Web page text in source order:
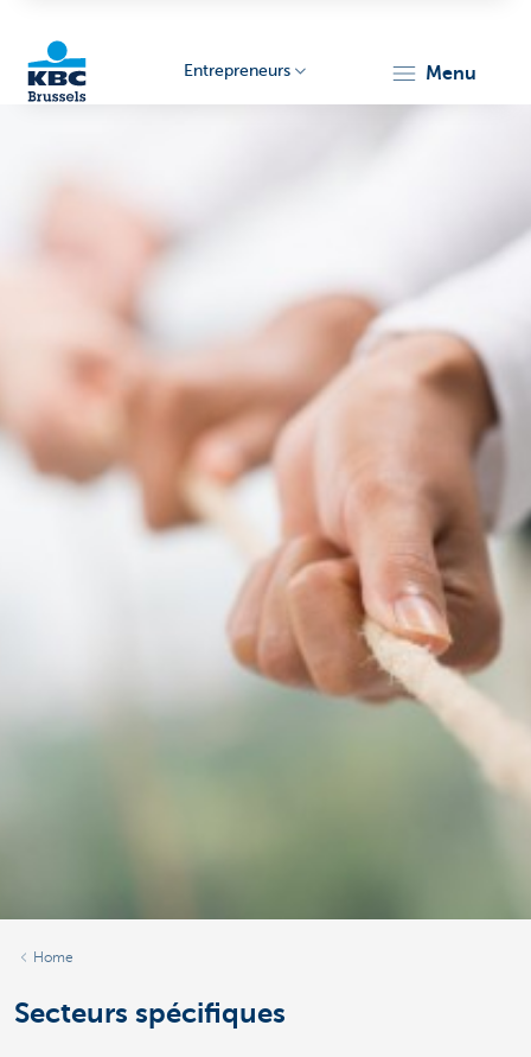
Entrepreneurs menu
Home
Secteurs spécifiques